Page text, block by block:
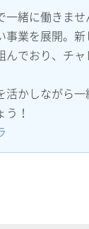
一緒に働きませ
事業を展開。
んでおり、チ
活かしながら一
！